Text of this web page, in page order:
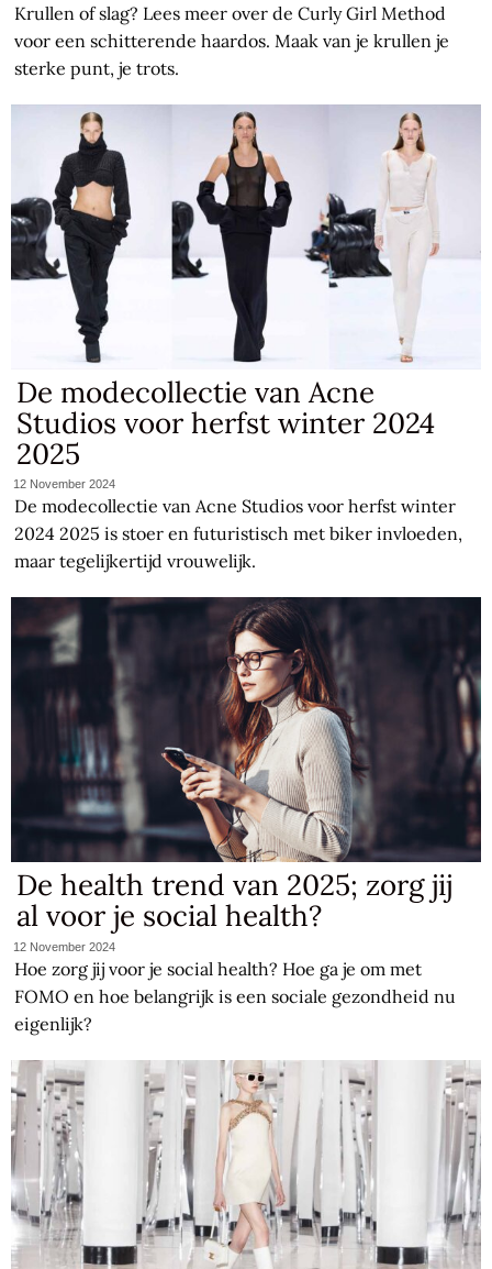
Krullen of slag? Lees meer over de Curly Girl Method
voor een schitterende haardos. Maak van je krullen je
sterke punt, je trots.
De modecollectie van Acne
Studios voor herfst winter 2024
2025
12 November 2024
De modecollectie van Acne Studios voor herfst winter
2024 2025 is stoer en futuristisch met biker invloeden,
maar tegelijkertijd vrouwelijk.
De health trend van 2025; zorg jij
al voor je social health?
12 November 2024
Hoe zorg jij voor je social health? Hoe ga je om met
FOMO en hoe belangrijk is een sociale gezondheid nu
eigenlijk?